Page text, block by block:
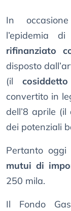
In
l’epidemia
rifinanziato
disposto
(il
convertito in
dell’8 aprile (il
dei potenziali
Pertanto oggi
mutui di
250 mila.
Il Fondo